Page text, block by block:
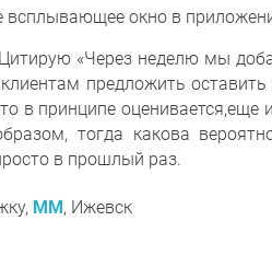
окно в
«Через неделю мы
предложить
в принципе
тогда какова
в прошлый раз.
MM , Ижевск